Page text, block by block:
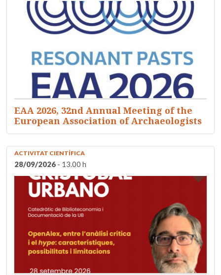
EAA 2026, 32nd Annual Meeting of the
European Association of Archaeologists
ACTIVITAT CIENTÍFICA
28/09/2026 - 13.00 h